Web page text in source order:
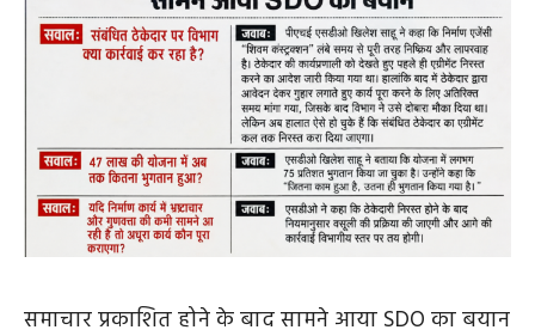
समाचार प्रकाशित होने के बाद सामने आया SDO का बयान